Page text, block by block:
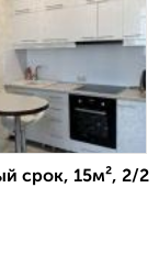
срок, 15м², 2/2